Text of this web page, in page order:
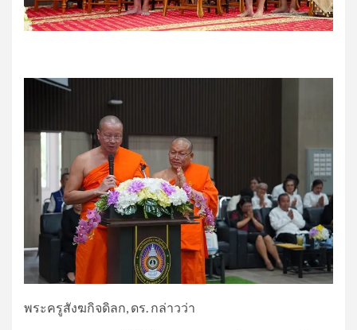
พระครูสังฆกิจดิลก, ดร. กล่าวว่า